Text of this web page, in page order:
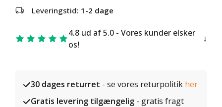
Leveringstid: 1-2 dage
4.8 ud af 5.0 - Vores kunder elsker
os!
30 dages returret - se vores returpolitik her
Gratis levering tilgængelig - gratis fragt